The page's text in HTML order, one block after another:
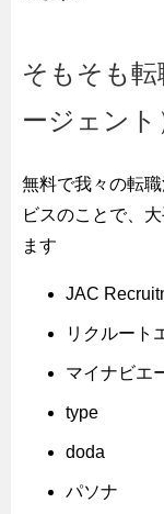
そもそも
ージェント
無料で我々の転
ビスのことで、
ます
JAC
リクルート
マイナビエ
type
doda
パソナ